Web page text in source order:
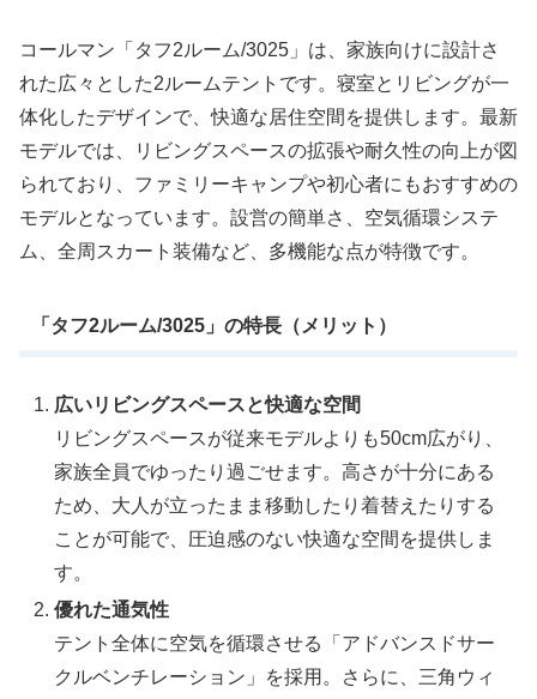
コールマン「タフ2ルーム/3025」は、家族向けに設計さ
れた広々とした2ルームテントです。寝室とリビングが一
体化したデザインで、快適な居住空間を提供します。最新
モデルでは、リビングスペースの拡張や耐久性の向上が図
られており、ファミリーキャンプや初心者にもおすすめの
モデルとなっています。設営の簡単さ、空気循環システ
ム、全周スカート装備など、多機能な点が特徴です。
「タフ2ルーム/3025」の特長（メリット）
広いリビングスペースと快適な空間
リビングスペースが従来モデルよりも50cm広がり、
家族全員でゆったり過ごせます。高さが十分にある
ため、大人が立ったまま移動したり着替えたりする
ことが可能で、圧迫感のない快適な空間を提供しま
す。
優れた通気性
テント全体に空気を循環させる「アドバンスドサー
クルベンチレーション」を採用。さらに、三角ウィ